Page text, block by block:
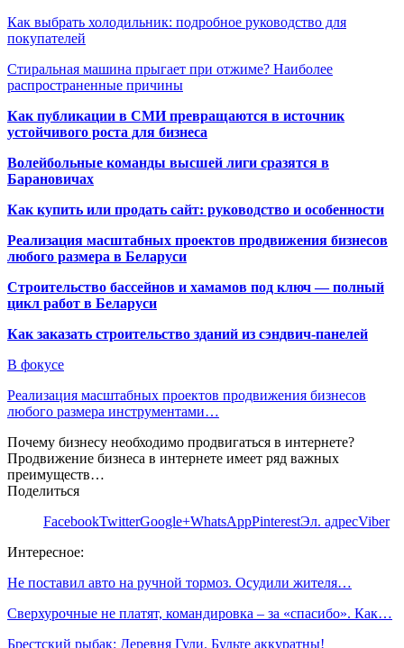
Как выбрать холодильник: подробное руководство для
покупателей
Стиральная машина прыгает при отжиме? Наиболее
распространенные причины
Как публикации в СМИ превращаются в источник
устойчивого роста для бизнеса
Волейбольные команды высшей лиги сразятся в
Барановичах
Как купить или продать сайт: руководство и особенности
Реализация масштабных проектов продвижения бизнесов
любого размера в Беларуси
Строительство бассейнов и хамамов под ключ — полный
цикл работ в Беларуси
Как заказать строительство зданий из сэндвич-панелей
В фокусе
Реализация масштабных проектов продвижения бизнесов
любого размера инструментами…
Почему бизнесу необходимо продвигаться в интернете?
Продвижение бизнеса в интернете имеет ряд важных
преимуществ…
Поделиться
FacebookTwitterGoogle+WhatsAppPinterestЭл. адресViber
Интересное:
Не поставил авто на ручной тормоз. Осудили жителя…
Сверхурочные не платят, командировка – за «спасибо». Как…
Брестский рыбак: Деревня Гули. Будьте аккуратны!